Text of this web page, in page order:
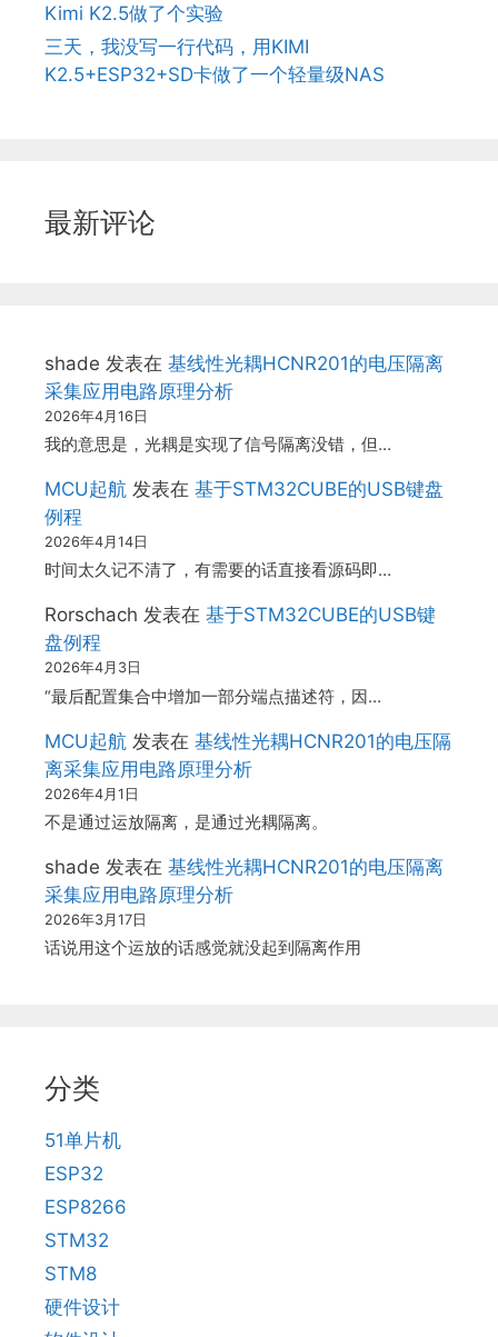
Kimi K2.5做了个实验
三天，我没写一行代码，用KIMI
K2.5+ESP32+SD卡做了一个轻量级NAS
最新评论
shade 发表在 基线性光耦HCNR201的电压隔离
采集应用电路原理分析
2026年4月16日
我的意思是，光耦是实现了信号隔离没错，但…
MCU起航 发表在 基于STM32CUBE的USB键盘
例程
2026年4月14日
时间太久记不清了，有需要的话直接看源码即…
Rorschach 发表在 基于STM32CUBE的USB键
盘例程
2026年4月3日
“最后配置集合中增加一部分端点描述符，因…
MCU起航 发表在 基线性光耦HCNR201的电压隔
离采集应用电路原理分析
2026年4月1日
不是通过运放隔离，是通过光耦隔离。
shade 发表在 基线性光耦HCNR201的电压隔离
采集应用电路原理分析
2026年3月17日
话说用这个运放的话感觉就没起到隔离作用
分类
51单片机
ESP32
ESP8266
STM32
STM8
硬件设计